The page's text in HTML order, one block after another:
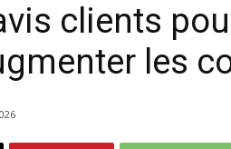
clients
les